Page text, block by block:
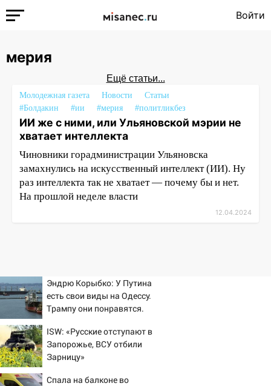
Войти
мерия
Ещё статьи...
Молодежная газета Новости
Статьи
#Болдакин
#ии #мерия #политликбез
ИИ же с ними, или Ульяновской мэрии не
хватает интеллекта
Чиновники горадминистрации Ульяновска
замахнулись на искусственный интеллект (ИИ). Ну
раз интеллекта так не хватает — почему бы и нет.
На прошлой неделе власти
12.04.2024
Эндрю Корыбко: У Путина
есть свои виды на Одессу.
Трампу они понравятся.
ISW: «Русские отступают в
Запорожье, ВСУ отбили
Зарницу»
Спала на балконе во